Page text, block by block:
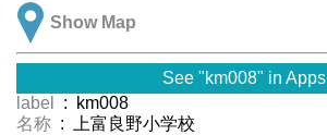
Show Map
See "km008" in Apps
label
: km008
名称 : 上富良野小学校